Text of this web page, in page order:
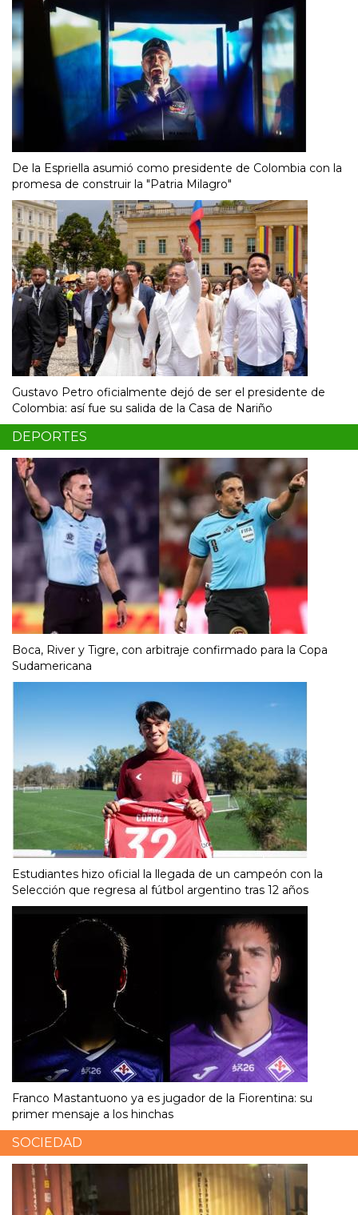
De la Espriella asumió como presidente de Colombia con la
promesa de construir la "Patria Milagro"
Gustavo Petro oficialmente dejó de ser el presidente de
Colombia: así fue su salida de la Casa de Nariño
DEPORTES
Boca, River y Tigre, con arbitraje confirmado para la Copa
Sudamericana
Estudiantes hizo oficial la llegada de un campeón con la
Selección que regresa al fútbol argentino tras 12 años
Franco Mastantuono ya es jugador de la Fiorentina: su
primer mensaje a los hinchas
SOCIEDAD